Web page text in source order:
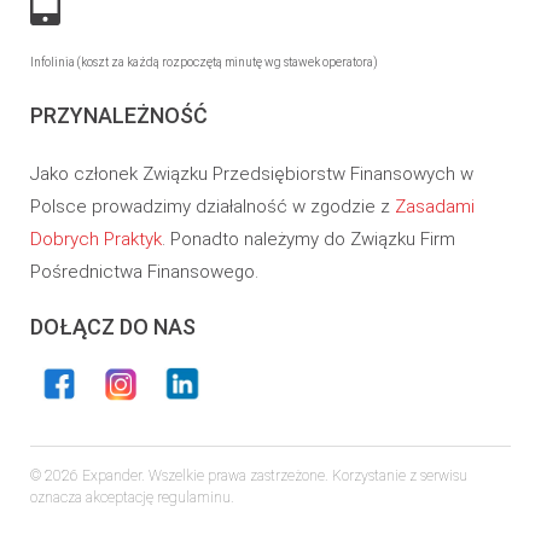
Infolinia (koszt za każdą rozpoczętą minutę wg stawek operatora)
PRZYNALEŻNOŚĆ
Jako członek Związku Przedsiębiorstw Finansowych w
Polsce prowadzimy działalność w zgodzie z Zasadami
Dobrych Praktyk. Ponadto należymy do Związku Firm
Pośrednictwa Finansowego.
DOŁĄCZ DO NAS
© 2026 Expander. Wszelkie prawa zastrzeżone. Korzystanie z serwisu
oznacza akceptację regulaminu.